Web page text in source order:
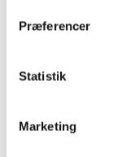
Præferencer
Statistik
Marketing